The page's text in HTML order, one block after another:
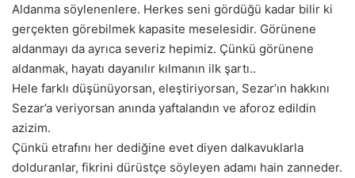
Aldanma söylenenlere. Herkes seni gördüğü kadar bilir ki
gerçekten görebilmek kapasite meselesidir. Görünene
aldanmayı da ayrıca severiz hepimiz. Çünkü görünene
aldanmak, hayatı dayanılır kılmanın ilk şartı..
Hele farklı düşünüyorsan, eleştiriyorsan, Sezar’ın hakkını
Sezar’a veriyorsan anında yaftalandın ve aforoz edildin
azizim.
Çünkü etrafını her dediğine evet diyen dalkavuklarla
dolduranlar, fikrini dürüstçe söyleyen adamı hain zanneder.